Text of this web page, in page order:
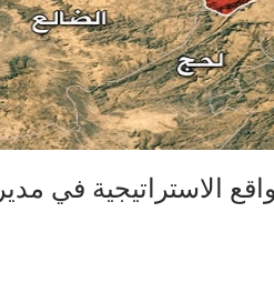
الاستراتيجية في